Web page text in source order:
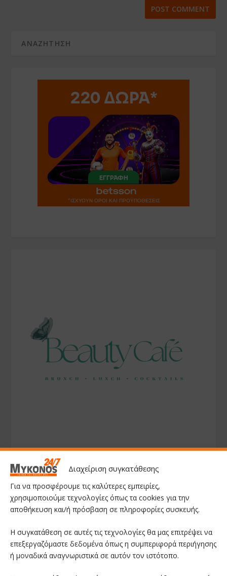
Διαχείριση συγκατάθεσης
Για να προσφέρουμε τις καλύτερες εμπειρίες,
χρησιμοποιούμε τεχνολογίες όπως τα cookies για την
αποθήκευση και/ή πρόσβαση σε πληροφορίες συσκευής.
Η συγκατάθεση σε αυτές τις τεχνολογίες θα μας επιτρέψει να
επεξεργαζόμαστε δεδομένα όπως η συμπεριφορά περιήγησης
ή μοναδικά αναγνωριστικά σε αυτόν τον ιστότοπο.